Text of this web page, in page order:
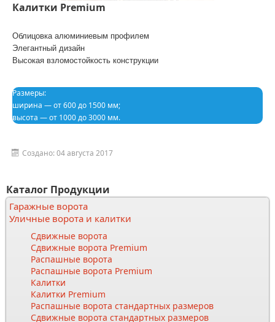
Калитки Premium
Облицовка алюминиевым профилем
Элегантный дизайн
Высокая взломостойкость конструкции
Размеры:
ширина — от 600 до 1500 мм;
высота — от 1000 до 3000 мм.
Создано: 04 августа 2017
Каталог Продукции
Гаражные ворота
Уличные ворота и калитки
Сдвижные ворота
Сдвижные ворота Premium
Распашные ворота
Распашные ворота Premium
Калитки
Калитки Premium
Распашные ворота стандартных размеров
Сдвижные ворота стандартных размеров